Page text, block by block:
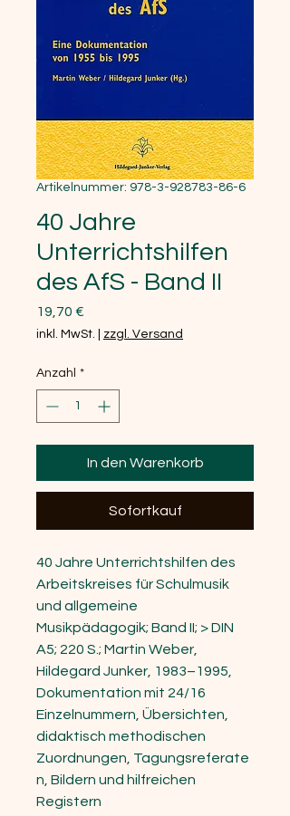
Artikelnummer: 978-3-928783-86-6
40 Jahre
Unterrichtshilfen
des AfS - Band II
19,70 €
inkl. MwSt. zzgl. Versand
Anzahl *
In den Warenkorb
Sofortkauf
40 Jahre Unterrichtshilfen des
Arbeitskreises für Schulmusik
und allgemeine
Musikpädagogik; Band II; > DIN
A5; 220 S.; Martin Weber,
Hildegard Junker, 1983–1995,
Dokumentation mit 24/16
Einzelnummern, Übersichten,
didaktisch methodischen
Zuordnungen, Tagungsreferate
n, Bildern und hilfreichen
Registern